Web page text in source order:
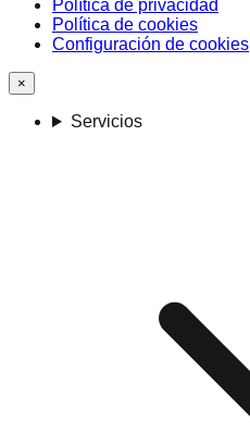
Política de privacidad
Política de cookies
Configuración de cookies
×
Servicios